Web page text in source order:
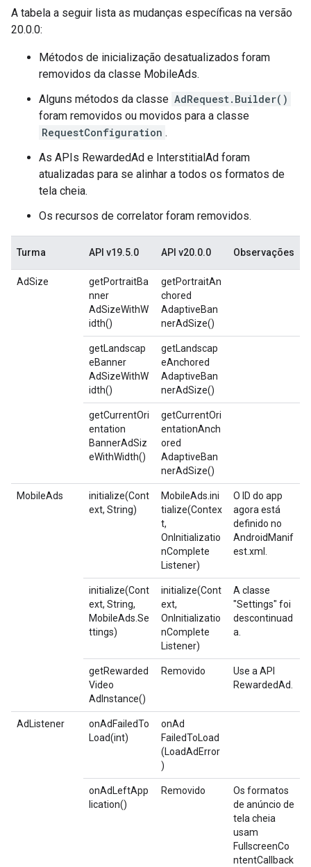
A tabela a seguir lista as mudanças específicas na versão
20.0.0:
Métodos de inicialização desatualizados foram
removidos da classe MobileAds.
Alguns métodos da classe AdRequest.Builder()
foram removidos ou movidos para a classe
RequestConfiguration .
As APIs RewardedAd e InterstitialAd foram
atualizadas para se alinhar a todos os formatos de
tela cheia.
Os recursos de correlator foram removidos.
Turma API v19.5.0 API v20.0.0 Observações
AdSize
getPortraitBa
nner
AdSizeWithW
idth()
getPortraitAn
chored
AdaptiveBan
nerAdSize()
getLandscap
eBanner
AdSizeWithW
idth()
getLandscap
eAnchored
AdaptiveBan
nerAdSize()
getCurrentOri
entation
BannerAdSiz
eWithWidth()
getCurrentOri
entationAnch
ored
AdaptiveBan
nerAdSize()
MobileAds
initialize(Cont
ext, String)
MobileAds.ini
tialize(Contex
t,
OnInitializatio
nComplete
Listener)
O ID do app
agora está
definido no
AndroidManif
est.xml.
initialize(Cont
ext, String,
MobileAds.Se
ttings)
initialize(Cont
ext,
OnInitializatio
nComplete
Listener)
A classe
"Settings" foi
descontinuad
a.
getRewarded
Video
AdInstance()
Removido
Use a API
RewardedAd.
AdListener
onAdFailedTo
Load(int)
onAd
FailedToLoad
(LoadAdError
)
onAdLeftApp
lication()
Removido
Os formatos
de anúncio de
tela cheia
usam
FullscreenCo
ntentCallback